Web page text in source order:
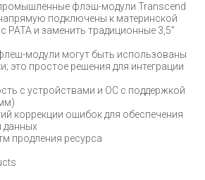
промышленные флэш-модули Transcend
подключены к материнской
PATA и заменить традиционные 3,5"
модули могут быть использованы
это простое решения для интеграции
с устройствами и ОС с поддержкой
коррекции ошибок для обеспечения
данных
продления ресурса